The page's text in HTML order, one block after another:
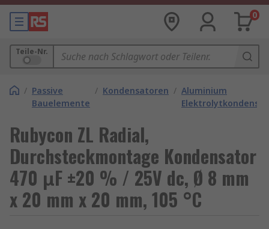
0
Teile-Nr.
/ Passive
Bauelemente
/ Kondensatoren / Aluminium
Rubycon ZL Radial,
Durchsteckmontage Kondensator
470 μF ±20 % / 25V dc, Ø 8 mm
x 20 mm x 20 mm, 105 °C